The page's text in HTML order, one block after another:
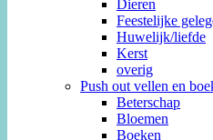
Dieren
Feestelijke
Huwelijk/liefde
Kerst
overig
Push out vellen en
Beterschap
Bloemen
Boeken